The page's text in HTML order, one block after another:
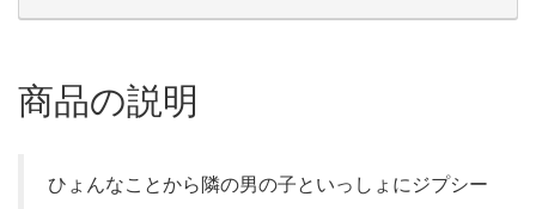
商品の説明
ひょんなことから隣の男の子といっしょにジプシー